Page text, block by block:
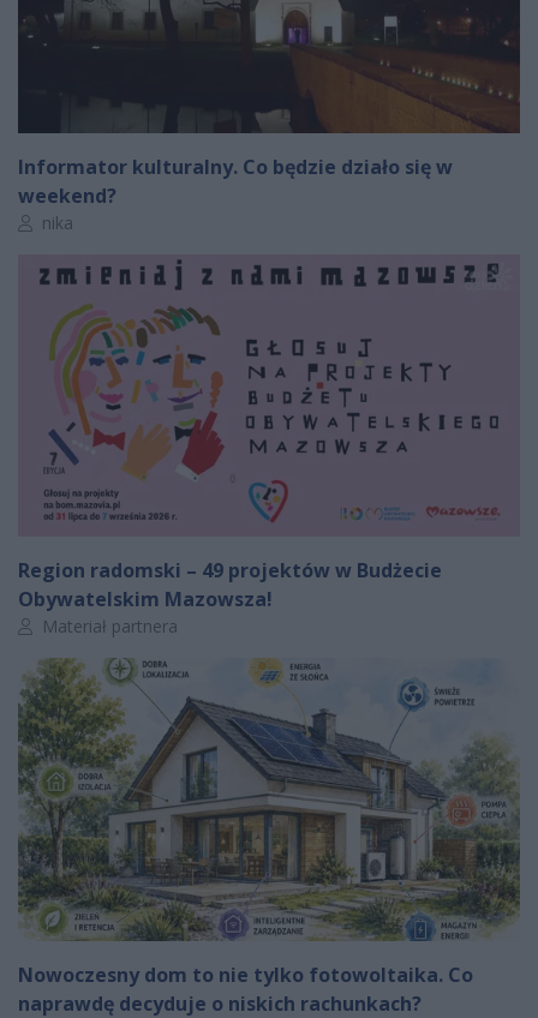
Informator kulturalny. Co będzie działo się w
weekend?
Autor artykułu:
nika
Region radomski – 49 projektów w Budżecie
Obywatelskim Mazowsza!
Autor artykułu:
Materiał partnera
Nowoczesny dom to nie tylko fotowoltaika. Co
naprawdę decyduje o niskich rachunkach?